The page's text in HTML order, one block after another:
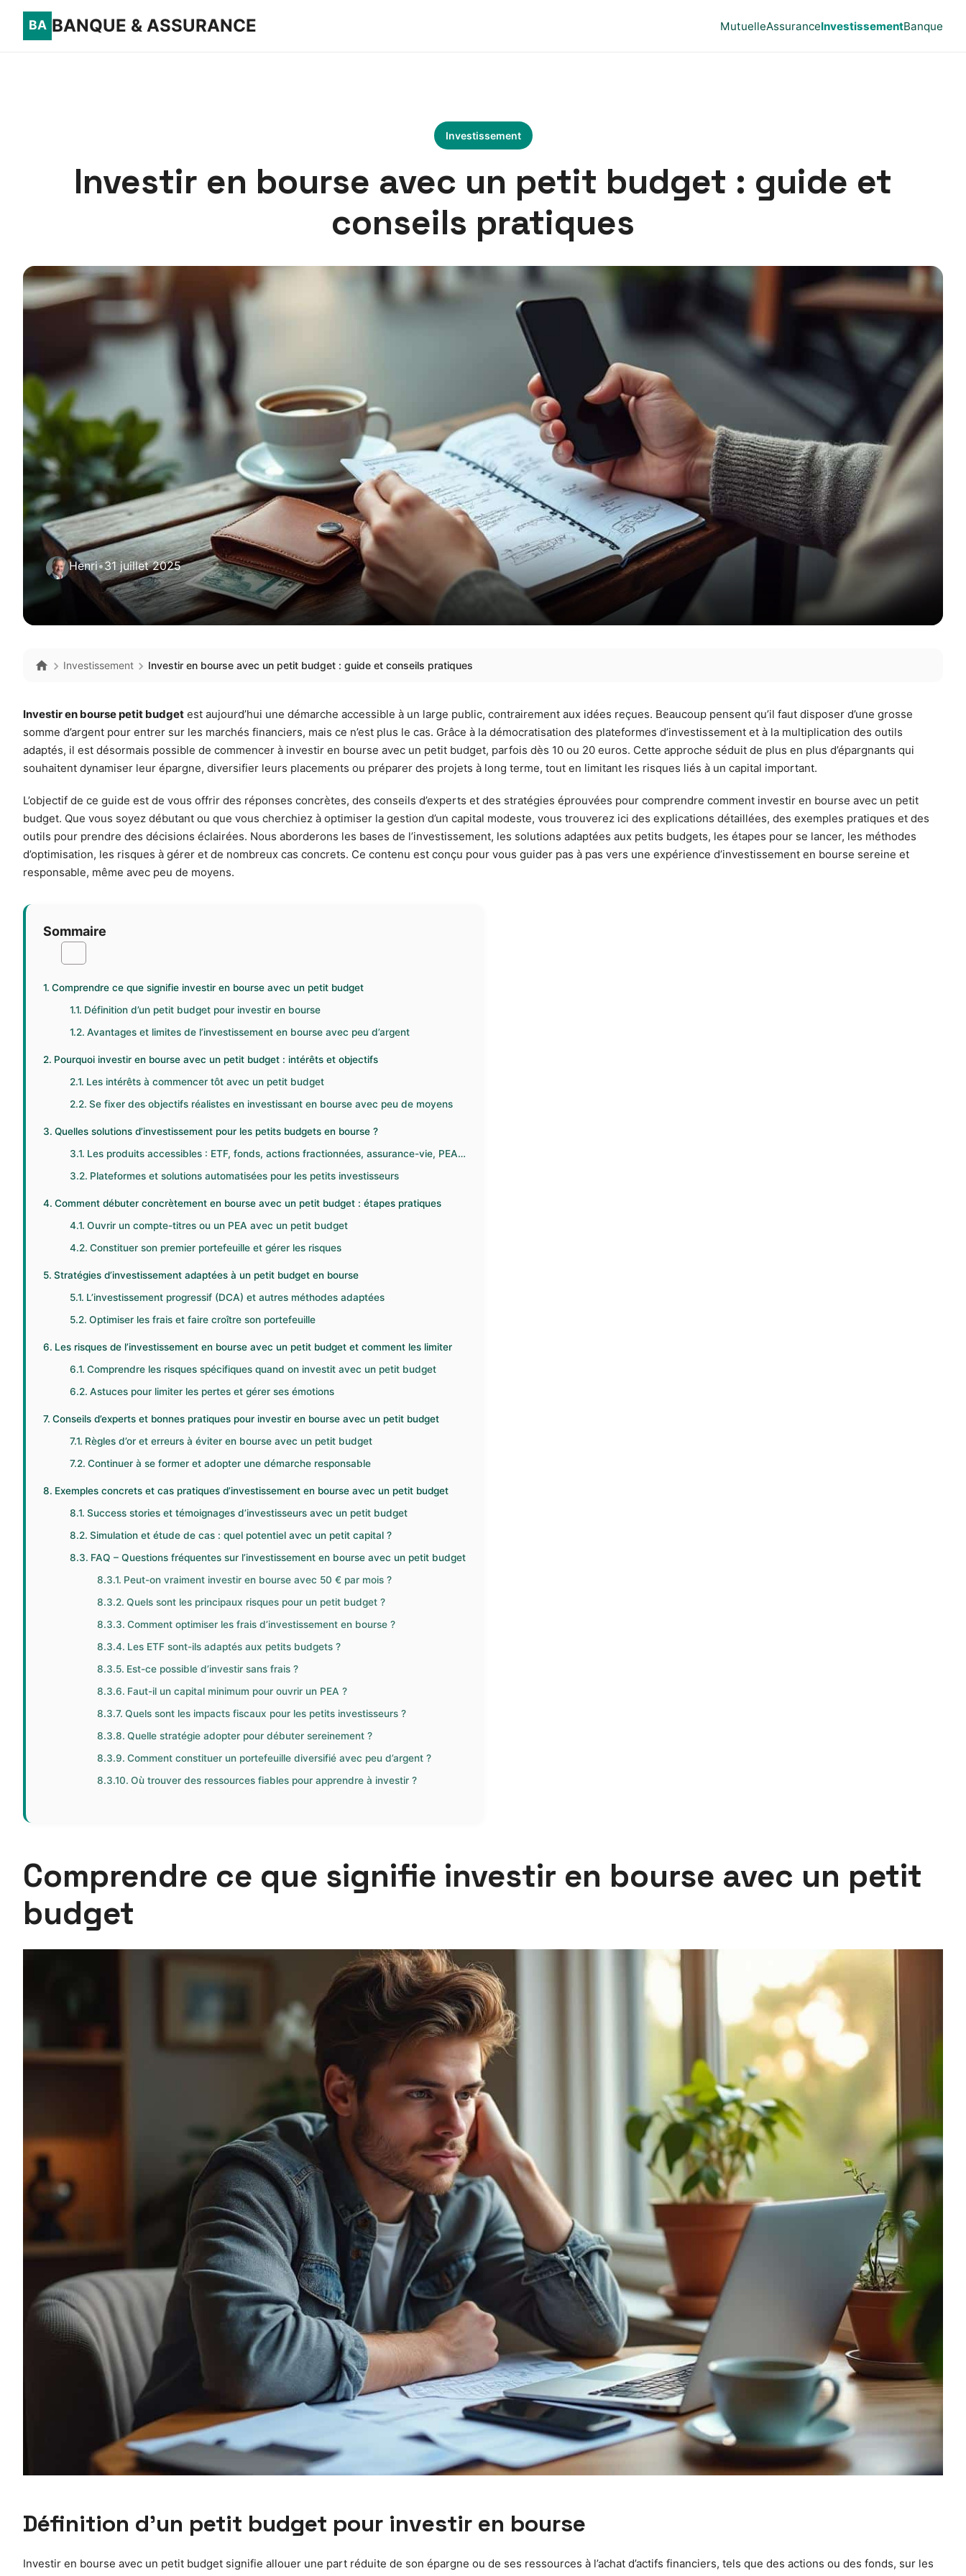
BANQUE & ASSURANCE MutuelleAssuranceInvestissementBanque
Investissement
Investir en bourse avec un petit budget : guide et
conseils pratiques
Henri•31 juillet 2025
Investissement Investir en bourse avec un petit budget : guide et conseils pratiques
Investir en bourse petit budget est aujourd’hui une démarche accessible à un large public, contrairement aux idées reçues. Beaucoup pensent qu’il faut disposer d’une grosse
somme d’argent pour entrer sur les marchés financiers, mais ce n’est plus le cas. Grâce à la démocratisation des plateformes d’investissement et à la multiplication des outils
adaptés, il est désormais possible de commencer à investir en bourse avec un petit budget, parfois dès 10 ou 20 euros. Cette approche séduit de plus en plus d’épargnants qui
souhaitent dynamiser leur épargne, diversifier leurs placements ou préparer des projets à long terme, tout en limitant les risques liés à un capital important.
L’objectif de ce guide est de vous offrir des réponses concrètes, des conseils d’experts et des stratégies éprouvées pour comprendre comment investir en bourse avec un petit
budget. Que vous soyez débutant ou que vous cherchiez à optimiser la gestion d’un capital modeste, vous trouverez ici des explications détaillées, des exemples pratiques et des
outils pour prendre des décisions éclairées. Nous aborderons les bases de l’investissement, les solutions adaptées aux petits budgets, les étapes pour se lancer, les méthodes
d’optimisation, les risques à gérer et de nombreux cas concrets. Ce contenu est conçu pour vous guider pas à pas vers une expérience d’investissement en bourse sereine et
responsable, même avec peu de moyens.
Sommaire
Comprendre ce que signifie investir en bourse avec un petit budget
Définition d’un petit budget pour investir en bourse
Avantages et limites de l’investissement en bourse avec peu d’argent
Pourquoi investir en bourse avec un petit budget : intérêts et objectifs
Les intérêts à commencer tôt avec un petit budget
Se fixer des objectifs réalistes en investissant en bourse avec peu de moyens
Quelles solutions d’investissement pour les petits budgets en bourse ?
Les produits accessibles : ETF, fonds, actions fractionnées, assurance-vie, PEA…
Plateformes et solutions automatisées pour les petits investisseurs
Comment débuter concrètement en bourse avec un petit budget : étapes pratiques
Ouvrir un compte-titres ou un PEA avec un petit budget
Constituer son premier portefeuille et gérer les risques
Stratégies d’investissement adaptées à un petit budget en bourse
L’investissement progressif (DCA) et autres méthodes adaptées
Optimiser les frais et faire croître son portefeuille
Les risques de l’investissement en bourse avec un petit budget et comment les limiter
Comprendre les risques spécifiques quand on investit avec un petit budget
Astuces pour limiter les pertes et gérer ses émotions
Conseils d’experts et bonnes pratiques pour investir en bourse avec un petit budget
Règles d’or et erreurs à éviter en bourse avec un petit budget
Continuer à se former et adopter une démarche responsable
Exemples concrets et cas pratiques d’investissement en bourse avec un petit budget
Success stories et témoignages d’investisseurs avec un petit budget
Simulation et étude de cas : quel potentiel avec un petit capital ?
FAQ – Questions fréquentes sur l’investissement en bourse avec un petit budget
Peut-on vraiment investir en bourse avec 50 € par mois ?
Quels sont les principaux risques pour un petit budget ?
Comment optimiser les frais d’investissement en bourse ?
Les ETF sont-ils adaptés aux petits budgets ?
Est-ce possible d’investir sans frais ?
Faut-il un capital minimum pour ouvrir un PEA ?
Quels sont les impacts fiscaux pour les petits investisseurs ?
Quelle stratégie adopter pour débuter sereinement ?
Comment constituer un portefeuille diversifié avec peu d’argent ?
Où trouver des ressources fiables pour apprendre à investir ?
Comprendre ce que signifie investir en bourse avec un petit
budget
Définition d’un petit budget pour investir en bourse
Investir en bourse avec un petit budget signifie allouer une part réduite de son épargne ou de ses ressources à l’achat d’actifs financiers, tels que des actions ou des fonds, sur les